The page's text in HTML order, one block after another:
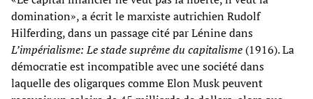
domination», a écrit le marxiste autrichien Rudolf
Hilferding, dans un passage cité par Lénine dans
L’impérialisme: Le stade suprême du capitalisme (1916). La
démocratie est incompatible avec une société dans
laquelle des oligarques comme Elon Musk peuvent